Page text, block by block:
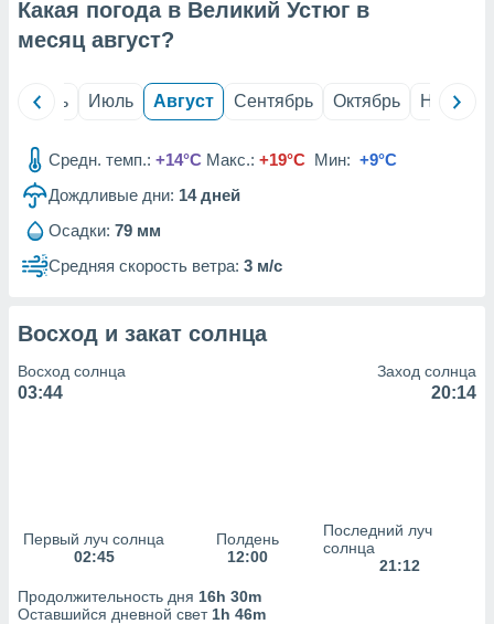
из
данных
1199
Какая погода в Великий Устюг в
месяц август?
Июнь Июль Август Сентябрь Октябрь Ноябрь
Средн. темп.: +14°C Макс.: +19°C Мин: +9°C
Дождливые дни: 14дней
Осадки: 79 мм
Средняя скорость ветра: 3 м/с
Восход и закат солнца
Восход солнца
03:44
Заход солнца
20:14
Первый луч солнца
02:45
Полдень
12:00
Последний луч
солнца
21:12
Продолжительность дня 16h 30m
Оставшийся дневной свет 1h 46m